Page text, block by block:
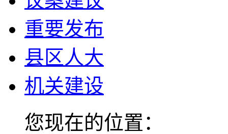
重要发布
县区人大
机关建设
您现在的位置：